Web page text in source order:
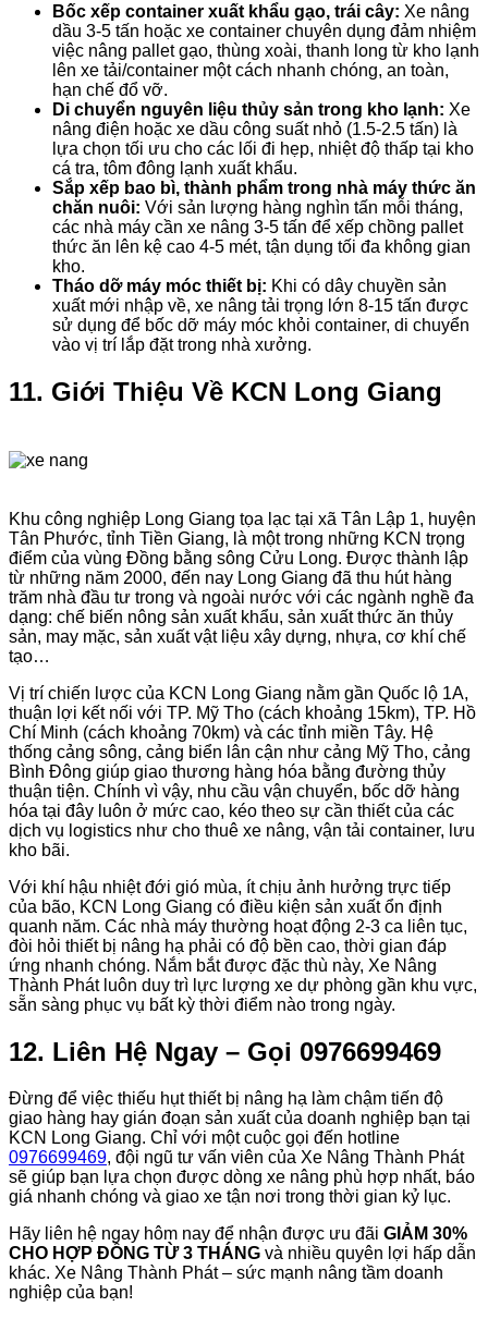
Bốc xếp container xuất khẩu gạo, trái cây: Xe nâng
dầu 3-5 tấn hoặc xe container chuyên dụng đảm nhiệm
việc nâng pallet gạo, thùng xoài, thanh long từ kho lạnh
lên xe tải/container một cách nhanh chóng, an toàn,
hạn chế đổ vỡ.
Di chuyển nguyên liệu thủy sản trong kho lạnh: Xe
nâng điện hoặc xe dầu công suất nhỏ (1.5-2.5 tấn) là
lựa chọn tối ưu cho các lối đi hẹp, nhiệt độ thấp tại kho
cá tra, tôm đông lạnh xuất khẩu.
Sắp xếp bao bì, thành phẩm trong nhà máy thức ăn
chăn nuôi: Với sản lượng hàng nghìn tấn mỗi tháng,
các nhà máy cần xe nâng 3-5 tấn để xếp chồng pallet
thức ăn lên kệ cao 4-5 mét, tận dụng tối đa không gian
kho.
Tháo dỡ máy móc thiết bị: Khi có dây chuyền sản
xuất mới nhập về, xe nâng tải trọng lớn 8-15 tấn được
sử dụng để bốc dỡ máy móc khỏi container, di chuyển
vào vị trí lắp đặt trong nhà xưởng.
11. Giới Thiệu Về KCN Long Giang
Khu công nghiệp Long Giang tọa lạc tại xã Tân Lập 1, huyện
Tân Phước, tỉnh Tiền Giang, là một trong những KCN trọng
điểm của vùng Đồng bằng sông Cửu Long. Được thành lập
từ những năm 2000, đến nay Long Giang đã thu hút hàng
trăm nhà đầu tư trong và ngoài nước với các ngành nghề đa
dạng: chế biến nông sản xuất khẩu, sản xuất thức ăn thủy
sản, may mặc, sản xuất vật liệu xây dựng, nhựa, cơ khí chế
tạo…
Vị trí chiến lược của KCN Long Giang nằm gần Quốc lộ 1A,
thuận lợi kết nối với TP. Mỹ Tho (cách khoảng 15km), TP. Hồ
Chí Minh (cách khoảng 70km) và các tỉnh miền Tây. Hệ
thống cảng sông, cảng biển lân cận như cảng Mỹ Tho, cảng
Bình Đông giúp giao thương hàng hóa bằng đường thủy
thuận tiện. Chính vì vậy, nhu cầu vận chuyển, bốc dỡ hàng
hóa tại đây luôn ở mức cao, kéo theo sự cần thiết của các
dịch vụ logistics như cho thuê xe nâng, vận tải container, lưu
kho bãi.
Với khí hậu nhiệt đới gió mùa, ít chịu ảnh hưởng trực tiếp
của bão, KCN Long Giang có điều kiện sản xuất ổn định
quanh năm. Các nhà máy thường hoạt động 2-3 ca liên tục,
đòi hỏi thiết bị nâng hạ phải có độ bền cao, thời gian đáp
ứng nhanh chóng. Nắm bắt được đặc thù này, Xe Nâng
Thành Phát luôn duy trì lực lượng xe dự phòng gần khu vực,
sẵn sàng phục vụ bất kỳ thời điểm nào trong ngày.
12. Liên Hệ Ngay – Gọi 0976699469
Đừng để việc thiếu hụt thiết bị nâng hạ làm chậm tiến độ
giao hàng hay gián đoạn sản xuất của doanh nghiệp bạn tại
KCN Long Giang. Chỉ với một cuộc gọi đến hotline
0976699469, đội ngũ tư vấn viên của Xe Nâng Thành Phát
sẽ giúp bạn lựa chọn được dòng xe nâng phù hợp nhất, báo
giá nhanh chóng và giao xe tận nơi trong thời gian kỷ lục.
Hãy liên hệ ngay hôm nay để nhận được ưu đãi GIẢM 30%
CHO HỢP ĐỒNG TỪ 3 THÁNG và nhiều quyên lợi hấp dẫn
khác. Xe Nâng Thành Phát – sức mạnh nâng tầm doanh
nghiệp của bạn!